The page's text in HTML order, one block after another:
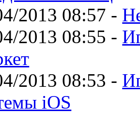
2013 08:57 -
2013 08:55 -
2013 08:53 -
iOS